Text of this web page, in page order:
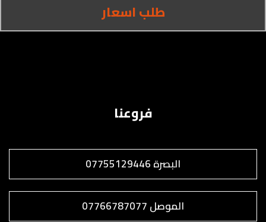
طلب اسعار
فروعنا
البصرة 07755129446
الموصل 07766787077